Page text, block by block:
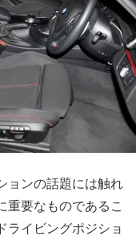
ョンの話題には触れ
重要なものであるこ
ライビングポジショ